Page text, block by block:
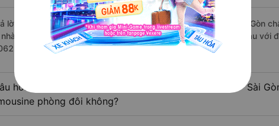
lời: Những hãng xe đi Đất Đỏ - Bà Rịa-Vũng Tàu Bình Tân - Sài Gòn
nhà xe Hoa Mai đi Bình Tân - Sài Gòn từ Đất Đỏ - Bà Rịa-Vũng Tàu
đánh giá của khách hàng).
hỏi: Có loại xe Đất Đỏ - Bà Rịa-Vũng Tàu Bình Tân - Sài
phòng đôi không?